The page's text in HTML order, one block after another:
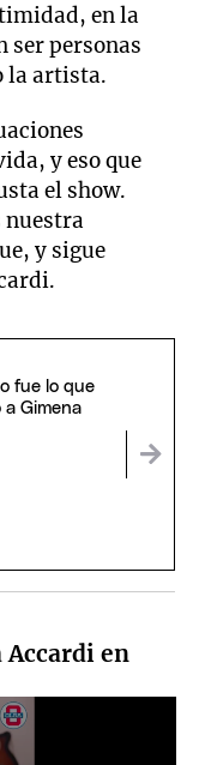
en la
ser personas
la artista.
y eso que
el show.
nuestra
y sigue
fue lo que
a Gimena
Accardi en